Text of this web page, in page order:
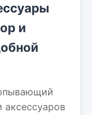
и
аксессуаров